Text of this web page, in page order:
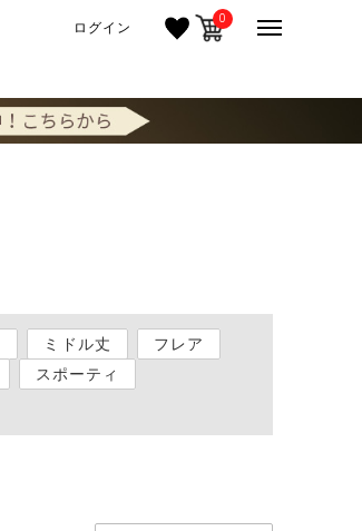
ログイン 0
ミドル丈
フレア
スポーティ